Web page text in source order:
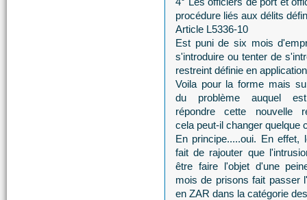
procédure liés aux délits
Article L5336-10
Est puni de six mois
s'introduire ou tenter de
restreint définie en
Voila pour la forme mais
du problème auquel
répondre cette nouvelle
cela peut-il changer quelque
En principe.....oui. En effet,
fait de rajouter que
être faire l'objet d'une
mois de prisons fait passer
en ZAR dans la catégorie